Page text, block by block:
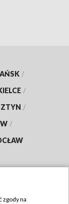
/
/
/
/
zgody na